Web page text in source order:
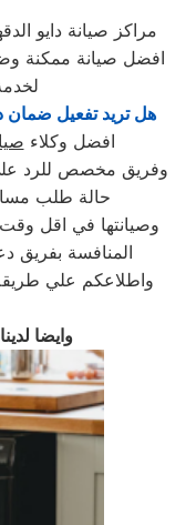
افضل صيانة ممكنة
هل تريد تفعيل ضمان
افضل وكلاء
حالة طلب
وصيانتها في اقل
المنافسة بفريق
واطلاعكم علي
وايضا لدينا